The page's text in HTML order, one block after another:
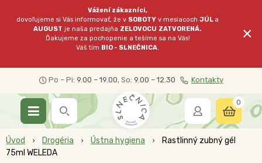
Vážení zákazníci,
dovoľujeme si Vás informovať, že v SOBOTY v mesiacochJÚL a
AUGUST je naša predajňa ZELOVOCU ZATVORENÁ.
Ďakujeme za pochopenie a tešíme sa na Vás!
Váš tím BIO - SLNEČNICA.
×
Po – Pi: 9.00 – 19.00, So: 9.00 – 12.30 Kontakty
0
Úvod Drogéria Ústna hygiena
Rastlinný zubný gél
75ml WELEDA